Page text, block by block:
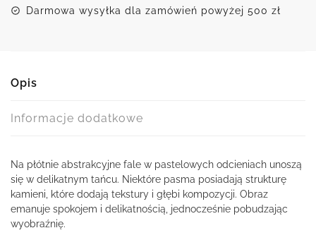
Darmowa wysyłka dla zamówień powyżej 500 zł
Opis
Informacje dodatkowe
Na płótnie abstrakcyjne fale w pastelowych odcieniach unoszą
się w delikatnym tańcu. Niektóre pasma posiadają strukturę
kamieni, które dodają tekstury i głębi kompozycji. Obraz
emanuje spokojem i delikatnością, jednocześnie pobudzając
wyobraźnię.